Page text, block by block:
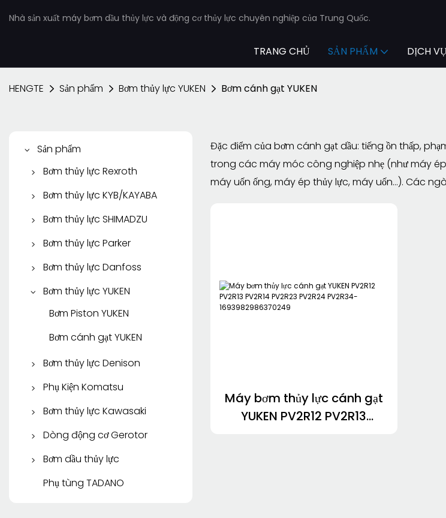
Nhà sản xuất máy bơm dầu thủy lực và động cơ thủy lực chuyên nghiệp của Trung Quốc.
TRANG CHỦ SẢN PHẨM DỊCH VỤ
HENGTE Sản phẩm Bơm thủy lực YUKEN Bơm cánh gạt YUKEN
Sản phẩm
Bơm thủy lực Rexroth
Bơm Piston Rexroth
Máy bơm cánh gạt
Bơm thủy lực KYB/KAYABA
Bơm bánh răng
Bơm thủy lực SHIMADZU
Bơm bánh răng
Bơm thủy lực Parker
Bơm Piston Parker
Máy bơm cánh gạt
Parker
Bơm bánh răng Parker
Bơm thủy lực Danfoss
Bơm Piston Danfoss
Bơm bánh răng Danfoss
Bơm thủy lực YUKEN
Bơm Piston YUKEN
Bơm cánh gạt YUKEN
Bơm thủy lực Denison
Bơm Piston Denison
Bơm cánh gạt Denison
SAUER DANFOSS
Phụ Kiện Komatsu
Phụ tùng Komatsu
Bơm thủy lực Kawasaki
Bơm Piston Kawasaki
Dòng động cơ Gerotor
Động cơ EATON Gerotor
Động cơ Danfoss
Bơm dầu thủy lực
Bơm cánh gạt ATOS
Phụ tùng TADANO
Đặc điểm của bơm cánh gạt dầu: tiếng ồn thấp,
trong các máy móc công nghiệp nhẹ (như máy
máy uốn ống, máy ép thủy lực, máy uốn…). Các
Máy bơm thủy lực cánh gạt
YUKEN PV2R12 PV2R13